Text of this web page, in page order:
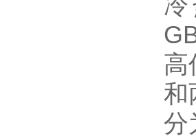
高
和
分